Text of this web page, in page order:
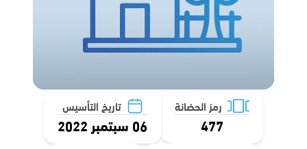
رمز الحضانة
477
تاريخ التأسيس
06 سبتمبر 2022